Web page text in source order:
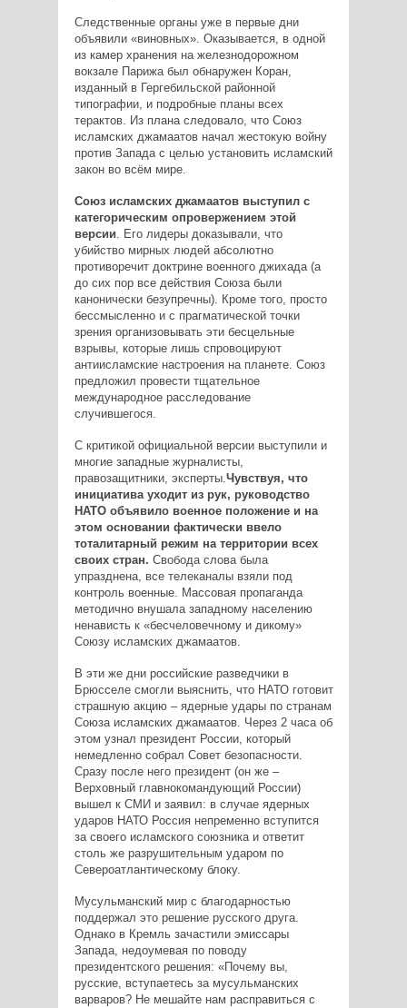
Следственные органы уже в первые дни
объявили «виновных». Оказывается, в одной
из камер хранения на железнодорожном
вокзале Парижа был обнаружен Коран,
изданный в Гергебильской районной
типографии, и подробные планы всех
терактов. Из плана следовало, что Союз
исламских джамаатов начал жестокую войну
против Запада с целью установить исламский
закон во всём мире.
Союз исламских джамаатов выступил с
категорическим опровержением этой
версии. Его лидеры доказывали, что
убийство мирных людей абсолютно
противоречит доктрине военного джихада (а
до сих пор все действия Союза были
канонически безупречны). Кроме того, просто
бессмысленно и с прагматической точки
зрения организовывать эти бесцельные
взрывы, которые лишь спровоцируют
антиисламские настроения на планете. Союз
предложил провести тщательное
международное расследование
случившегося.
С критикой официальной версии выступили и
многие западные журналисты,
правозащитники, эксперты.Чувствуя, что
инициатива уходит из рук, руководство
НАТО объявило военное положение и на
этом основании фактически ввело
тоталитарный режим на территории всех
своих стран. Свобода слова была
упразднена, все телеканалы взяли под
контроль военные. Массовая пропаганда
методично внушала западному населению
ненависть к «бесчеловечному и дикому»
Союзу исламских джамаатов.
В эти же дни российские разведчики в
Брюсселе смогли выяснить, что НАТО готовит
страшную акцию – ядерные удары по странам
Союза исламских джамаатов. Через 2 часа об
этом узнал президент России, который
немедленно собрал Совет безопасности.
Сразу после него президент (он же –
Верховный главнокомандующий России)
вышел к СМИ и заявил: в случае ядерных
ударов НАТО Россия непременно вступится
за своего исламского союзника и ответит
столь же разрушительным ударом по
Североатлантическому блоку.
Мусульманский мир с благодарностью
поддержал это решение русского друга.
Однако в Кремль зачастили эмиссары
Запада, недоумевая по поводу
президентского решения: «Почему вы,
русские, вступаетесь за мусульманских
варваров? Не мешайте нам расправиться с